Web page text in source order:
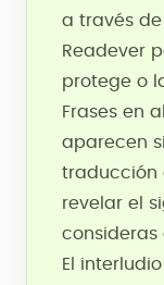
a través
Readever
protege o
Frases en
aparecen
traducción
revelar el
consideras
El